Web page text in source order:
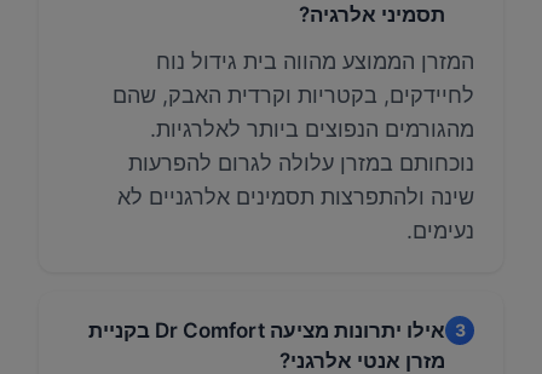
תסמיני אלרגיה?
המזרן הממוצע מהווה בית גידול נוח
לחיידקים, בקטריות וקרדית האבק, שהם
מהגורמים הנפוצים ביותר לאלרגיות.
נוכחותם במזרן עלולה לגרום להפרעות
שינה ולהתפרצות תסמינים אלרגניים לא
נעימים.
3
אילו יתרונות מציעה Dr Comfort בקניית
מזרן אנטי אלרגני?